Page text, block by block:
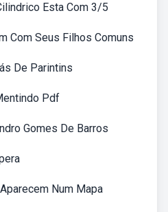
Esta Com 3/5
Com Seus Filhos Comuns
De Parintins
Pdf
Gomes De Barros
Num Mapa